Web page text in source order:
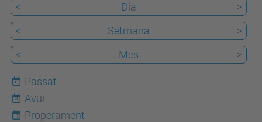
< Dia
>
<
Setmana
>
<
Mes >
Passat
8
Avui
Properament